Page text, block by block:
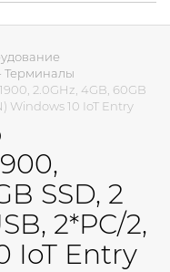
Терминалы
2.0GHz, 4GB, 60GB
Windows 10 IoT Entry
SSD, 2
2*PC/2,
IoT Entry